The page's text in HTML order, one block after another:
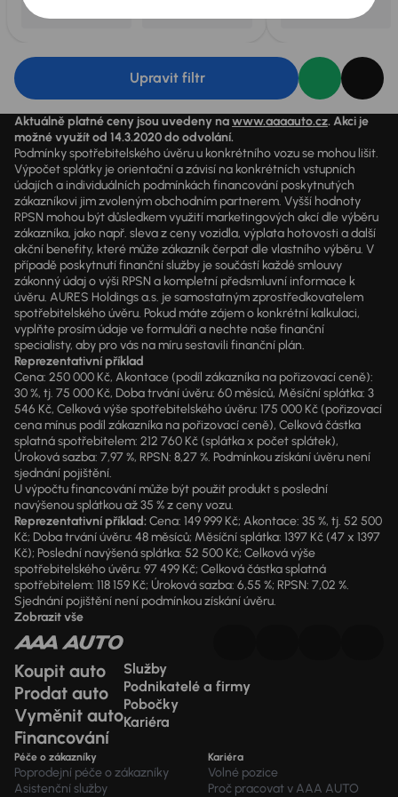
Upravit filtr
Aktuálně platné ceny jsou uvedeny nawww.aaaauto.cz. Akci je
možné využít od 14.3.2020 do odvolání.
Podmínky spotřebitelského úvěru u konkrétního vozu se mohou lišit.
Výpočet splátky je orientační a závisí na konkrétních vstupních
údajích a individuálních podmínkách financování poskytnutých
zákazníkovi jim zvoleným obchodním partnerem. Vyšší hodnoty
RPSN mohou být důsledkem využití marketingových akcí dle výběru
zákazníka, jako např. sleva z ceny vozidla, výplata hotovosti a další
akční benefity, které může zákazník čerpat dle vlastního výběru. V
případě poskytnutí finanční služby je součástí každé smlouvy
zákonný údaj o výši RPSN a kompletní předsmluvní informace k
úvěru. AURES Holdings a.s. je samostatným zprostředkovatelem
spotřebitelského úvěru. Pokud máte zájem o konkrétní kalkulaci,
vyplňte prosím údaje ve formuláři a nechte naše finanční
specialisty, aby pro vás na míru sestavili finanční plán.
Reprezentativní příklad
Cena: 250 000 Kč, Akontace (podíl zákazníka na pořizovací ceně):
30 %, tj. 75 000 Kč, Doba trvání úvěru: 60 měsíců, Měsíční splátka: 3
546 Kč, Celková výše spotřebitelského úvěru: 175 000 Kč (pořizovací
cena mínus podíl zákazníka na pořizovací ceně), Celková částka
splatná spotřebitelem: 212 760 Kč (splátka x počet splátek),
Úroková sazba: 7,97 %, RPSN: 8,27 %. Podmínkou získání úvěru není
sjednání pojištění.
U výpočtu financování může být použit produkt s poslední
navýšenou splátkou až 35 % z ceny vozu.
Reprezentativní příklad:Cena: 149 999 Kč; Akontace: 35 %, tj. 52 500
Kč; Doba trvání úvěru: 48 měsíců; Měsíční splátka: 1397 Kč (47 x 1397
Kč); Poslední navýšená splátka: 52 500 Kč; Celková výše
spotřebitelského úvěru: 97 499 Kč; Celková částka splatná
spotřebitelem: 118 159 Kč; Úroková sazba: 6,55 %; RPSN: 7,02 %.
Sjednání pojištění není podmínkou získání úvěru.
Zobrazit vše
Koupit auto
Prodat auto
Vyměnit auto
Financování
Služby
Podnikatelé a firmy
Pobočky
Kariéra
Péče o zákazníky
Poprodejní péče o zákazníky
Asistenční služby
Kariéra
Volné pozice
Proč pracovat v AAA AUTO